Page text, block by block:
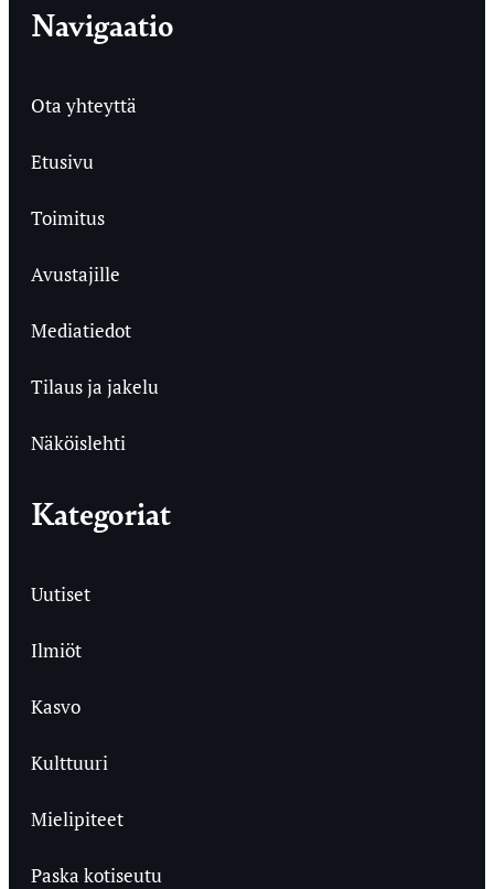
Navigaatio
Ota yhteyttä
Etusivu
Toimitus
Avustajille
Mediatiedot
Tilaus ja jakelu
Näköislehti
Kategoriat
Uutiset
Ilmiöt
Kasvo
Kulttuuri
Mielipiteet
Paska kotiseutu